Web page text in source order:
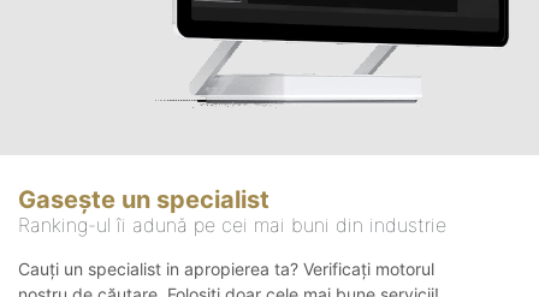
Gasește un specialist
Ranking-ul îi adună pe cei mai buni din industrie
Cauți un specialist in apropierea ta? Verificați motorul